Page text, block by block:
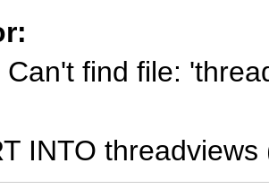
Can't find file:
INTO